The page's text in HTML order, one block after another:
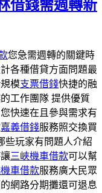
借錢需週轉新
您急需週轉的關鍵時
各種借貸方面問題最
模支票借錢快捷的融
工作團隊 提供優質
快速在且參與需求有
嘉義借錢服務照交換買
些玩家有問題人介紹
三峽機車借款可以幫
車借款服務廣大民眾
網路分期攤還可退息